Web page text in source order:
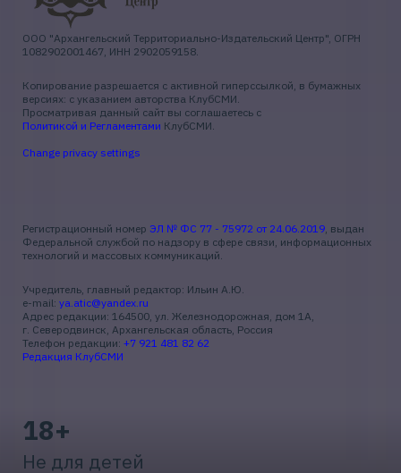
ООО "Архангельский Территориально-Издательский Центр", ОГРН
1082902001467, ИНН 2902059158.
Копирование разрешается с активной гиперссылкой, в бумажных
версиях: с указанием авторства КлубСМИ.
Просматривая данный сайт вы соглашаетесь с
Политикой и Регламентами КлубСМИ.
Change privacy settings
Регистрационный номер ЭЛ № ФС 77 - 75972 от 24.06.2019, выдан
Федеральной службой по надзору в сфере связи, информационных
технологий и массовых коммуникаций.
Учредитель, главный редактор: Ильин А.Ю.
e-mail: ya.atic@yandex.ru
Адрес редакции: 164500, ул. Железнодорожная, дом 1А,
г. Северодвинск, Архангельская область, Россия
Телефон редакции: +7 921 481 82 62
Редакция КлубСМИ
18+
Не для детей